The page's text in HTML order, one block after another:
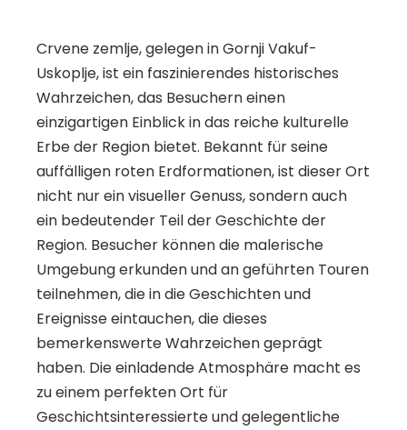
Crvene zemlje, gelegen in Gornji Vakuf-
Uskoplje, ist ein faszinierendes historisches
Wahrzeichen, das Besuchern einen
einzigartigen Einblick in das reiche kulturelle
Erbe der Region bietet. Bekannt für seine
auffälligen roten Erdformationen, ist dieser Ort
nicht nur ein visueller Genuss, sondern auch
ein bedeutender Teil der Geschichte der
Region. Besucher können die malerische
Umgebung erkunden und an geführten Touren
teilnehmen, die in die Geschichten und
Ereignisse eintauchen, die dieses
bemerkenswerte Wahrzeichen geprägt
haben. Die einladende Atmosphäre macht es
zu einem perfekten Ort für
Geschichtsinteressierte und gelegentliche